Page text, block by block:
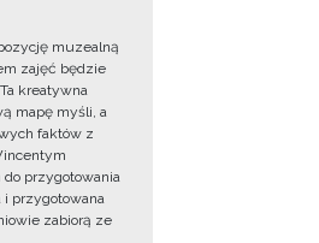
muzealną
zajęć będzie
kreatywna
mapę myśli, a
faktów z
przygotowania
przygotowana
zabiorą ze